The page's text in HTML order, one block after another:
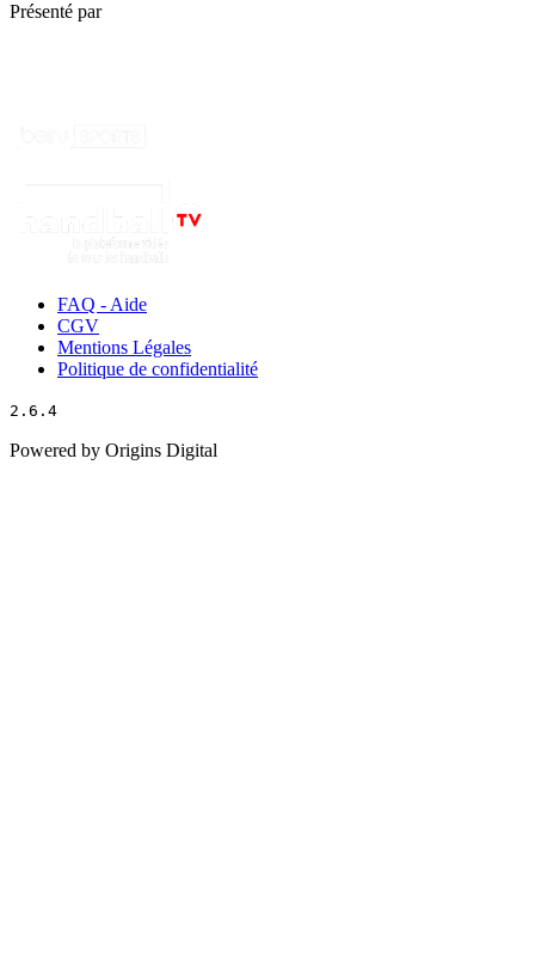
Présenté par
FAQ - Aide
CGV
Mentions Légales
Politique de confidentialité
2.6.4
Powered by Origins Digital